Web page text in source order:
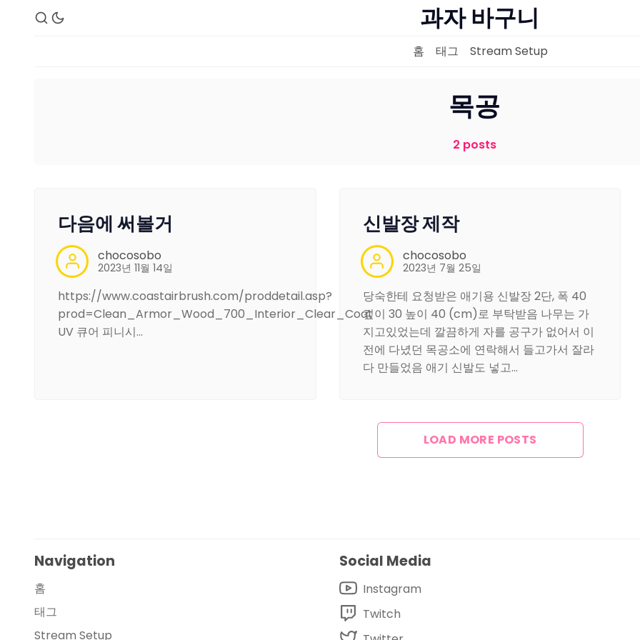
과자 바구니
홈 태그 Stream Setup
목공
2 posts
다음에 써볼거
chocosobo
2023년 11월 14일
https://www.coastairbrush.com/proddetail.asp?
prod=Clean_Armor_Wood_700_Interior_Clear_Coat
UV 큐어 피니시…
신발장 제작
chocosobo
2023년 7월 25일
당숙한테 요청받은 애기용 신발장 2단, 폭 40
깊이 30 높이 40 (cm)로 부탁받음 나무는 가
지고있었는데 깔끔하게 자를 공구가 없어서 이
전에 다녔던 목공소에 연락해서 들고가서 잘라
다 만들었음 애기 신발도 넣고…
LOAD MORE POSTS
Navigation
홈
태그
Stream Setup
Social Media
Instagram
Twitch